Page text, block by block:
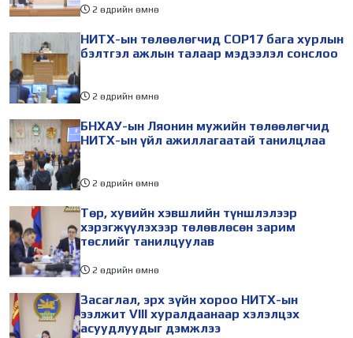
2 өдрийн өмнө
НИТХ-ын төлөөлөгчид COP17 бага хурлын
бэлтгэл ажлын талаар мэдээлэл сонслоо
2 өдрийн өмнө
БНХАУ-ын Ляонин мужийн төлөөлөгчид
НИТХ-ын үйл ажиллагаатай танилцлаа
2 өдрийн өмнө
Төр, хувийн хэвшлийн түншлэлээр
хэрэгжүүлэхээр төлөвлөсөн зарим
төслийг танилцуулав
2 өдрийн өмнө
Засаглал, эрх зүйн хороо НИТХ-ын
ээлжит VIII хуралдаанаар хэлэлцэх
асуудлуудыг дэмжлээ